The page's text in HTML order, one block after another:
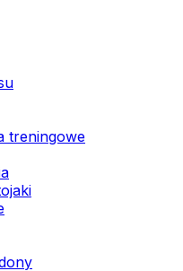
treningowe